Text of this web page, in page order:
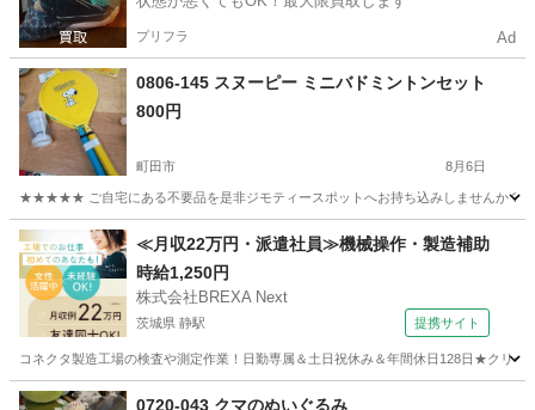
プリフラ Ad
0806-145 スヌーピー ミニバドミントンセット
800円
町田市 8月6日
★★★★★ ご自宅にある不要品を是非ジモティースポットへお持ち込みしませんか？
東京 町田市 その他 スヌーピー
≪月収22万円・派遣社員≫機械操作・製造補助
時給1,250円
株式会社BREXA Next
茨城県 静駅 提携サイト
コネクタ製造工場の検査や測定作業！日勤専属＆土日祝休み＆年間休日128日★クリ
茨城 常陸大宮市 その他
0720-043 クマのぬいぐるみ